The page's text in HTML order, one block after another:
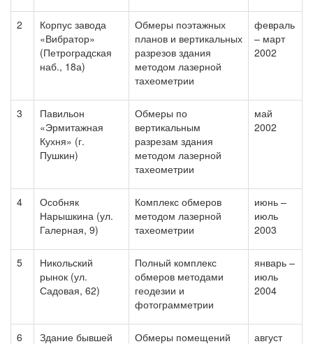
2
Корпус завода
«Вибратор»
(Петроградская
наб., 18а)
Обмеры поэтажных
планов и вертикальных
разрезов здания
методом лазерной
тахеометрии
февраль
– март
2002
3
Павильон
«Эрмитажная
Кухня» (г.
Пушкин)
Обмеры по
вертикальным
разрезам здания
методом лазерной
тахеометрии
май
2002
4
Особняк
Нарышкина (ул.
Галерная, 9)
Комплекс обмеров
методом лазерной
тахеометрии
июнь –
июль
2003
5
Никольский
рынок (ул.
Садовая, 62)
Полный комплекс
обмеров методами
геодезии и
фотограмметрии
январь –
июль
2004
6
Здание бывшей
Обмеры помещений
август